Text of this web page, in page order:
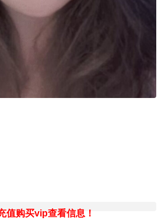
值购买vip查看信息！